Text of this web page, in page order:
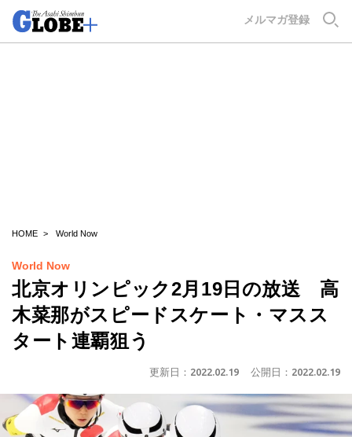
メルマガ登録
HOME World Now
World Now
北京オリンピック2月19日の放送 高
木菜那がスピードスケート・マスス
タート連覇狙う
更新日： 2022.02.19 公開日： 2022.02.19